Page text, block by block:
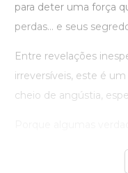
para deter uma força
perdas... e seus
Entre revelações
irreversíveis, este é
cheio de angústia,